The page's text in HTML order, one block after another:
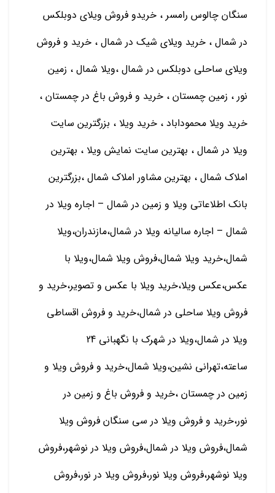
سنگان چالوس رامسر ، خریدو فروش ویلای دوبلکس
در شمال ، خرید ویلای شیک در شمال ، خرید و فروش
ویلای ساحلی دوبلکس در شمال ،ویلا شمال ، زمین
نور ، زمین چمستان ، خرید و فروش باغ در چمستان ،
خرید ویلا محموداباد ، خرید ویلا ، بزرگترین سایت
ویلا در شمال ، بهترین سایت نمایش ویلا ، بهترین
املاک شمال ، بهترین مشاور املاک شمال ،بزرگترین
بانک اطلاعاتی ویلا و زمین در شمال – اجاره ویلا در
شمال – اجاره سالیانه ویلا در شمال،مازندران،ویلا
شمال،خرید ویلا شمال،فروش ویلا شمال،ویلا با
عکس،عکس ویلا،خرید ویلا با عکس و تصویر،خرید و
فروش ویلا ساحلی در شمال،خرید و فروش اقساطی
ویلا در شمال،ویلا در شهرک با نگهبانی 24
ساعته،تهرانی نشین،ویلا شمال،خرید و فروش ویلا و
زمین در چمستان ،خرید و فروش باغ و زمین در
نور،خرید و فروش ویلا در سی سنگان فروش ویلا
شمال،فروش ویلا در شمال،فروش ویلا در نوشهر،فروش
ویلا نوشهر،فروش ویلا نور،فروش ویلا در نور،فروش